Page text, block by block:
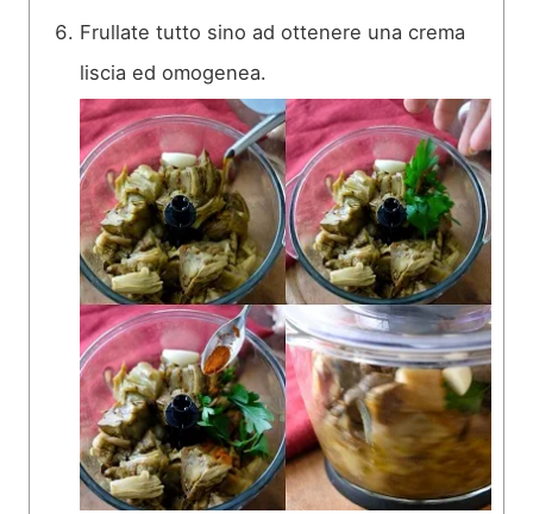
Frullate tutto sino ad ottenere una crema
liscia ed omogenea.